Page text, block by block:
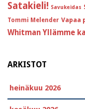
Satakieli! Savukeidas
Tommi Melender Vapaa
Whitman Yllämme
ARKISTOT
heinäkuu 2026